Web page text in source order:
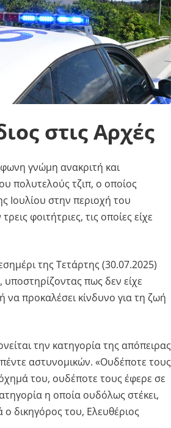
στις Αρχές
γνώμη ανακριτή και
πολυτελούς τζιπ, ο οποίος
Ιουλίου στην περιοχή του
φοιτήτριες, τις οποίες είχε
της Τετάρτης (30.07.2025)
υποστηρίζοντας πως δεν είχε
προκαλέσει κίνδυνο για τη ζωή
την κατηγορία της απόπειρας
αστυνομικών. «Ουδέποτε τους
του, ουδέποτε τους έφερε σε
η οποία ουδόλως στέκει,
δικηγόρος του, Ελευθέριος